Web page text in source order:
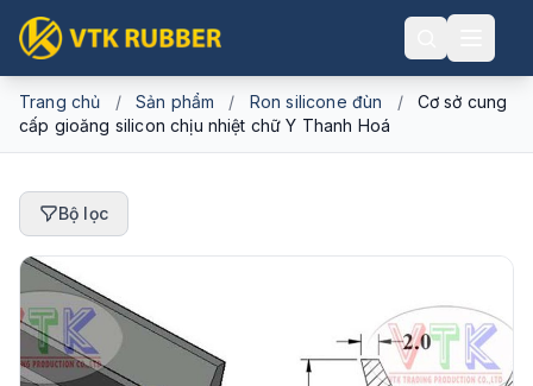
Trang chủ / Sản phẩm / Ron silicone đùn /
Cơ sở cung
cấp gioăng silicon chịu nhiệt chữ Y Thanh Hoá
Bộ lọc